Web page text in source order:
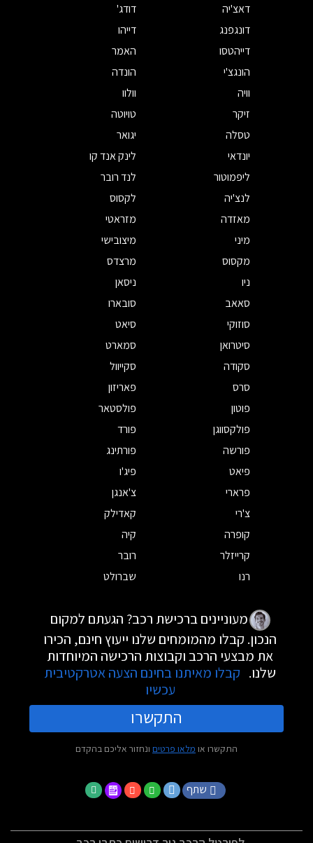
דאצ'יה
דודג'
דונגפנג
דייהו
דייהטסו
האמר
הונגצ'י
הונדה
וויה
וולוו
זיקר
טויוטה
טסלה
יגואר
יונדאי
לינק אנד קו
ליפמוטור
לנד רובר
לנצ'יה
לקסוס
מאזדה
מזראטי
מיני
מיצובישי
מקסוס
מרצדס
ניו
ניסאן
סאאב
סובארו
סוזוקי
סיאט
סיטרואן
סמארט
סקודה
סקייוול
סרס
פאריזון
פוטון
פולסטאר
פולקסווגן
פורד
פורשה
פורתינג
פיאט
פיג'ו
פרארי
צ'אנגן
צ'רי
קאדילק
קופרה
קיה
קרייזלר
רובר
רנו
שברולט
מעוניינים ברכישת רכב? הגעתם למקום
הנכון. קבלו מהמומחים שלנו ייעוץ חינם, הכירו
את מבצעי הרכב וקבוצות הרכישה המיוחדות
שלנו. קבלו מאיתנו בחינם הצעה אטרקטיבית
עכשיו
התקשרו
התקשרו או מלאו פרטים ונחזור אליכם בהקדם
שתף